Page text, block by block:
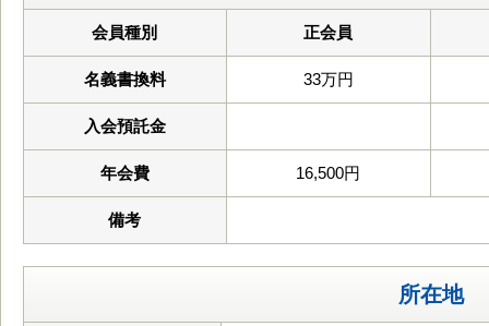
会員種別 正会員
名義書換料 33万円
入会預託金
年会費 16,500円
備考
所在地